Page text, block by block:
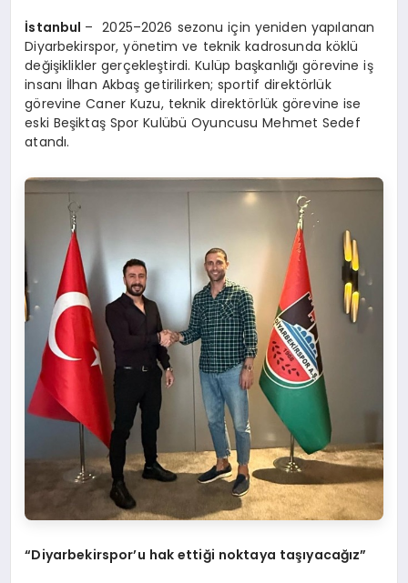
İstanbul – 2025–2026 sezonu için yeniden yapılanan
Diyarbekirspor, yönetim ve teknik kadrosunda köklü
değişiklikler gerçekleştirdi. Kulüp başkanlığı görevine iş
insanı İlhan Akbaş getirilirken; sportif direktörlük
görevine Caner Kuzu, teknik direktörlük görevine ise
eski Beşiktaş Spor Kulübü Oyuncusu Mehmet Sedef
atandı.
“Diyarbekirspor’u hak ettiği noktaya taşıyacağız”